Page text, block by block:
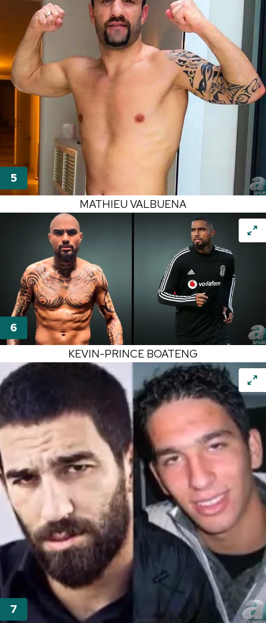
MATHIEU VALBUENA
KEVIN-PRINCE BOATENG